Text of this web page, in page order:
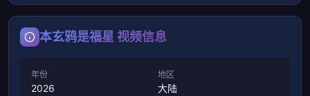
本玄鸦是福星 视频信息
年份
2026
地区
大陆